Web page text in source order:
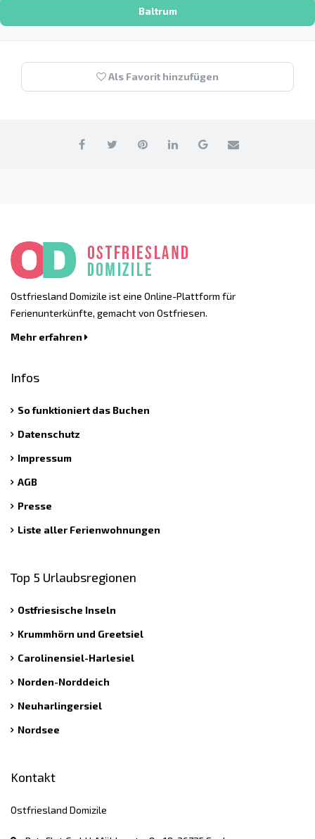
Baltrum
Als Favorit hinzufügen
Ostfriesland Domizile ist eine Online-Plattform für
Ferienunterkünfte, gemacht von Ostfriesen.
Mehr erfahren
Infos
So funktioniert das Buchen
Datenschutz
Impressum
AGB
Presse
Liste aller Ferienwohnungen
Top 5 Urlaubsregionen
Ostfriesische Inseln
Krummhörn und Greetsiel
Carolinensiel-Harlesiel
Norden-Norddeich
Neuharlingersiel
Nordsee
Kontakt
Ostfriesland Domizile